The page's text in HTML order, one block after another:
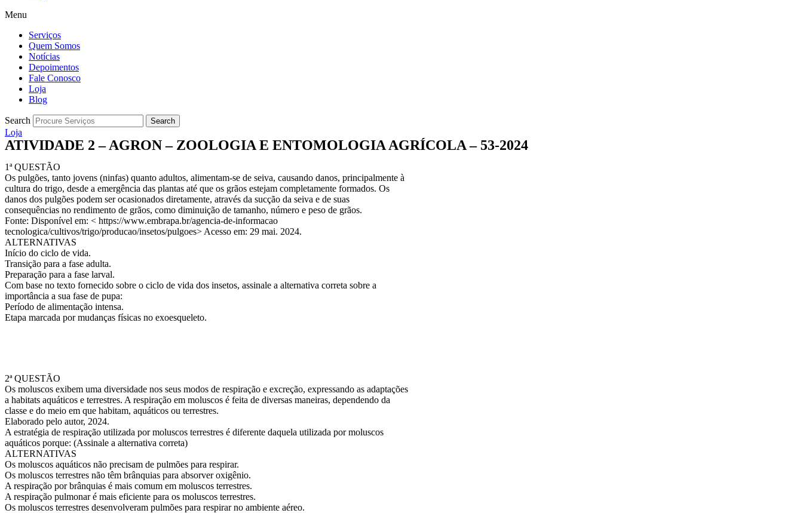
Menu
Serviços
Quem Somos
Notícias
Depoimentos
Fale Conosco
Loja
Blog
Search Search
Loja
ATIVIDADE 2 – AGRON – ZOOLOGIA E ENTOMOLOGIA AGRÍCOLA – 53-2024
1ª QUESTÃO
Os pulgões, tanto jovens (ninfas) quanto adultos, alimentam-se de seiva, causando danos, principalmente à
cultura do trigo, desde a emergência das plantas até que os grãos estejam completamente formados. Os
danos dos pulgões podem ser ocasionados diretamente, através da sucção da seiva e de suas
consequências no rendimento de grãos, como diminuição de tamanho, número e peso de grãos.
Fonte: Disponível em: < https://www.embrapa.br/agencia-de-informacao
tecnologica/cultivos/trigo/producao/insetos/pulgoes> Acesso em: 29 mai. 2024.
ALTERNATIVAS
Início do ciclo de vida.
Transição para a fase adulta.
Preparação para a fase larval.
Com base no texto fornecido sobre o ciclo de vida dos insetos, assinale a alternativa correta sobre a
importância a sua fase de pupa:
Período de alimentação intensa.
Etapa marcada por mudanças físicas no exoesqueleto.
2ª QUESTÃO
Os moluscos exibem uma diversidade nos seus modos de respiração e excreção, expressando as adaptações
a habitats aquáticos e terrestres. A respiração em moluscos é feita de diversas maneiras, dependendo da
classe e do meio em que habitam, aquáticos ou terrestres.
Elaborado pelo autor, 2024.
A estratégia de respiração utilizada por moluscos terrestres é diferente daquela utilizada por moluscos
aquáticos porque: (Assinale a alternativa correta)
ALTERNATIVAS
Os moluscos aquáticos não precisam de pulmões para respirar.
Os moluscos terrestres não têm brânquias para absorver oxigênio.
A respiração por brânquias é mais comum em moluscos terrestres.
A respiração pulmonar é mais eficiente para os moluscos terrestres.
Os moluscos terrestres desenvolveram pulmões para respirar no ambiente aéreo.